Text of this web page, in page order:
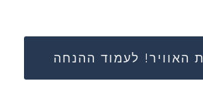
האוויר! לעמוד ההנחה